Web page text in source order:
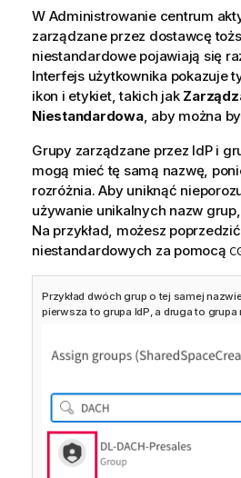
W Administrowaniecentrum
zarządzane przez dostawcę
niestandardowe pojawiają się
Interfejs użytkownika pokazuje
ikon i etykiet, takich jak
Niestandardowa, aby można
Grupy zarządzane przez IdP i
mogą mieć tę samą nazwę,
rozróżnia. Aby uniknąć
używanie unikalnych nazw
Na przykład, możesz
niestandardowych za pomocą
Przykład dwóch grup o tej samej
pierwsza to grupa IdP, a druga to grupa